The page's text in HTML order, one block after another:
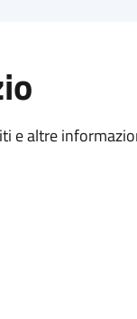
e altre